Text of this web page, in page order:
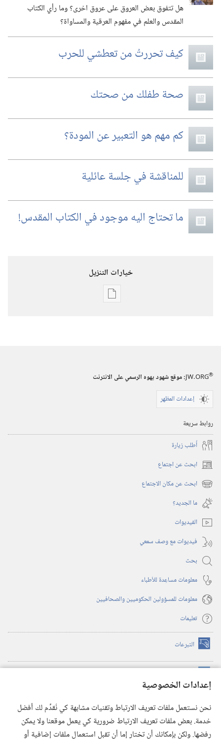
إعدادات الخصوصية
نحن نستعمل ملفات تعريف الارتباط وتقنيات مشابهة كي نُقدِّم لك أفضل
خدمة. بعض ملفات تعريف الارتباط ضرورية كي يعمل موقعنا ولا يمكن
رفضها. ولكن بإمكانك أن تختار إما أن تقبل استعمال ملفات إضافية أو
هل تتفوق بعض العروق على عروق اخرى؟‏ وما رأي الكتاب
المقدس والعلم في مفهوم العرقية والمساواة؟‏
كيف تحررتُ من تعطشي للحرب
صحة طفلك من صحتك
كم مهم هو التعبير عن المودة؟‏
للمناقشة في جلسة عائلية
ما تحتاج اليه موجود في الكتاب المقدس!‏
خيارات التنزيل
خيارات
JW.ORG®
:‏ موقع شهود يهوه الرسمي على الانترنت
إعدادات المظهر
روابط سريعة
أُطلب زيارة
ابحث عن اجتماع (يفتح
نافذة ابحث عن مكان الاجتماع (يفتح
نافذة
جديدة)
ما الجديد؟‏
الفيديوات
فيديوات مع وصف سمعي
بحث
معلومات مساعِدة للأطباء
معلومات للمسؤولين الحكوميين والصحافيين
تعليمات
التبرعات (يفتح
نافذة
(يفتح
نافذة
(يفتح
نافذة
جديدة) تطبيق ®
JW Library